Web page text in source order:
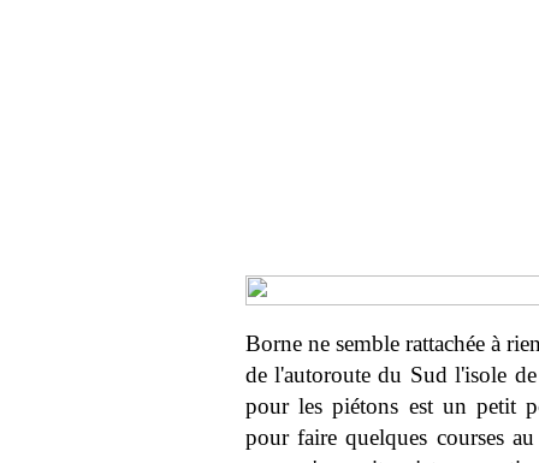
Borne ne semble rattachée à
de l'autoroute du Sud l'isole
pour les piétons est un petit
pour faire quelques courses